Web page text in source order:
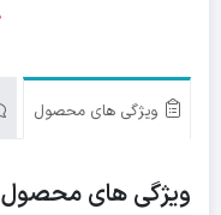
ویژگی های محصول
ویژگی های محصول